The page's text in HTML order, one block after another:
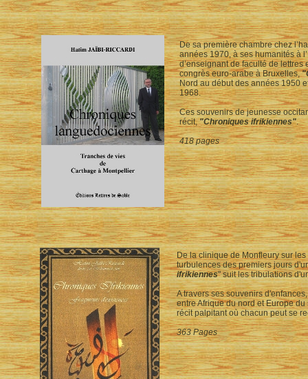
De sa première chambre chez
années 1970, à ses humanités à
d’enseignant de faculté de lettres
congrès euro-arabe à Bruxelles,
Nord au début des années 1950
1968.
Ces souvenirs de jeunesse
récit,"Chroniques ifrikiennes".
418 pages
De la clinique de Monfleury sur
turbulences des premiers jours
ifrikiennes" suit les tribulations
A travers ses souvenirs
entre Afrique du nord et Europe
récit palpitant où chacun peut se
363 Pages